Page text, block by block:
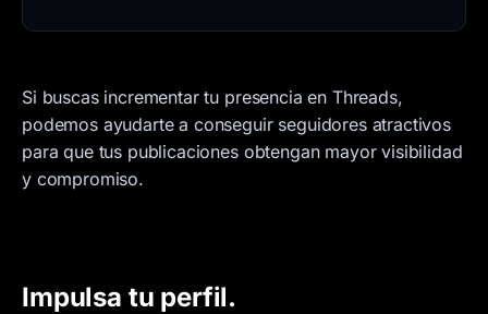
2026
Si buscas incrementar tu presencia en Threads,
podemos ayudarte a conseguir seguidores atractivos
para que tus publicaciones obtengan mayor visibilidad
y compromiso.
Impulsa tu perfil.